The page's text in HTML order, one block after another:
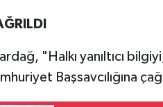
"Halkı yanıltıcı
Başsavcılığına